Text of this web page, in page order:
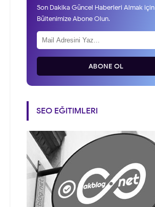
Son Dakika Güncel Haberleri Almak için
Bültenimize Abone Olun.
ABONE OL
SEO EĞITIMLERI